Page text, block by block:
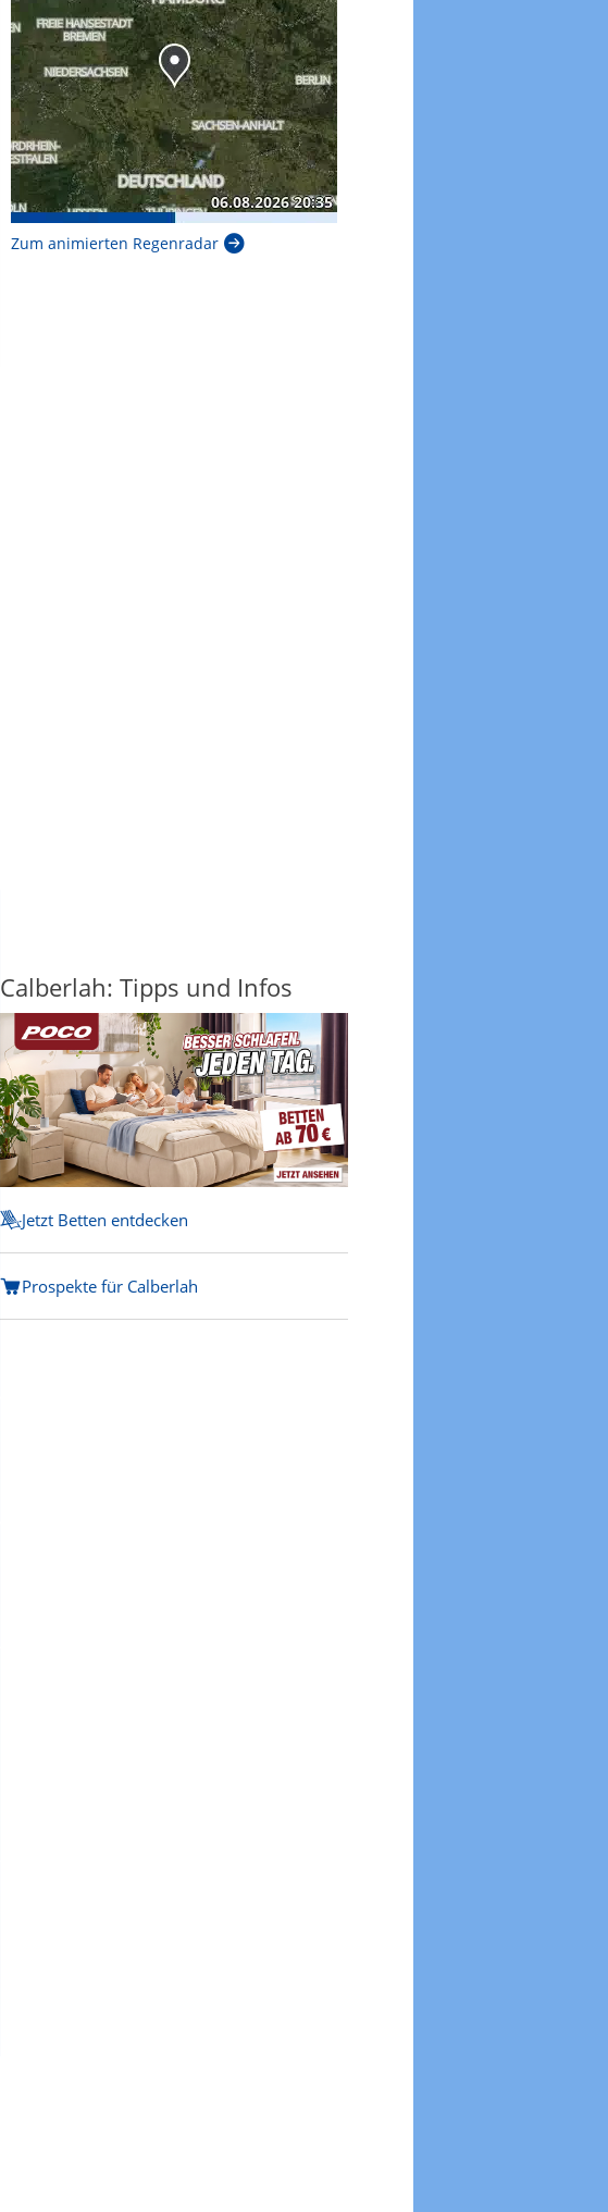
Zum animierten Regenradar
Calberlah: Tipps und Infos
Jetzt Betten entdecken
Prospekte für Calberlah